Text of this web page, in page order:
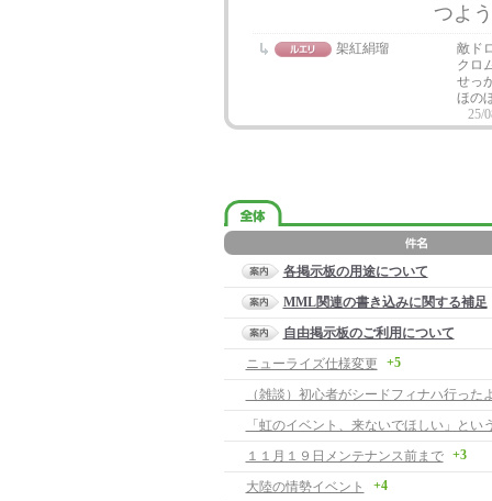
つよ
架紅絹瑠
敵ド
クロ
せっ
ほの
25/
各掲示板の用途について
MML関連の書き込みに関する補足
自由掲示板のご利用について
ニューライズ仕様変更
+5
（雑談）初心者がシードフィナハ行った
１１月１９日メンテナンス前まで +3
大陸の情勢イベント +4